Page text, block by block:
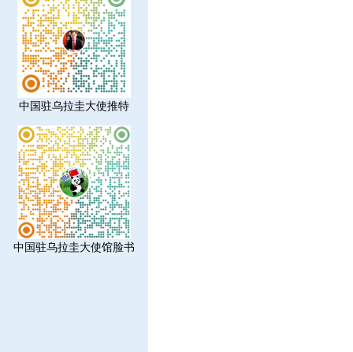
中国驻乌拉圭大使推特
中国驻乌拉圭大使馆脸书